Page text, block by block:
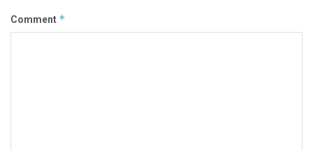
Comment *